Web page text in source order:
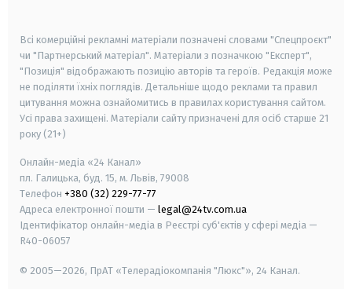
Всі комерційні рекламні матеріали позначені словами "Спецпроєкт"
чи "Партнерський матеріал". Матеріали з позначкою "Експерт",
"Позиція" відображають позицію авторів та героїв. Редакція може
не поділяти їхніх поглядів. Детальніше щодо реклами та правил
цитування можна ознайомитись в правилах користування сайтом.
Усі права захищені. Матеріали сайту призначені для осіб старше 21
року (21+)
Онлайн-медіа «24 Канал»
пл. Галицька, буд. 15, м. Львів, 79008
Телефон +380 (32) 229-77-77
Адреса електронної пошти — legal@24tv.com.ua
Ідентифікатор онлайн-медіа в Реєстрі суб'єктів у сфері медіа —
R40-06057
© 2005—2026, ПрАТ «Телерадіокомпанія "Люкс"», 24 Канал.